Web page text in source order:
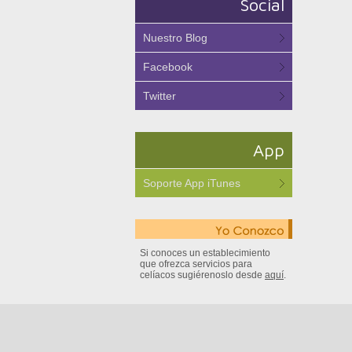
Social
Nuestro Blog
Facebook
Twitter
App
Soporte App iTunes
Si conoces un establecimiento
que ofrezca servicios para
celíacos sugiérenoslo desde aquí.